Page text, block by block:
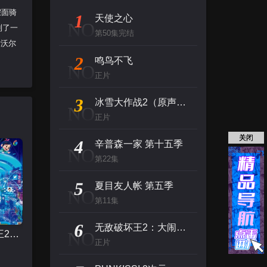
骑
了一
尔
无敌破坏王2：大闹互联网
NO
1 天使之心
第50集完结
NO
2 鸣鸟不飞
正片
NO
3 冰雪大作战2（原声版）
正片
NO
4 辛普森一家 第十五季
第22集
NO
5 夏目友人帐 第五季
第11集
NO
6 无敌破坏王2：大闹互联网
正片
关闭